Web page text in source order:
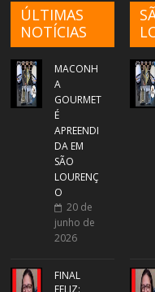
ÚLTIMAS
NOTÍCIAS
MACONH
A
GOURMET
É
APREENDI
DA EM
SÃO
LOURENÇ
O
20 de
junho de
2026
FINAL